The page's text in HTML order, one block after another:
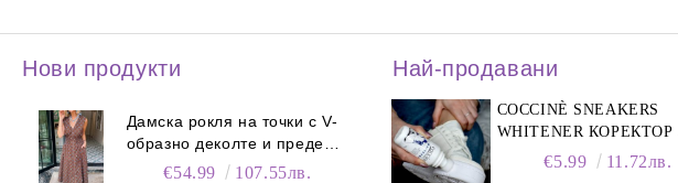
Нови продукти
Дамска рокля на точки с V-
образно деколте и преден
€54.99 107.55лв.
Най-продавани
COCCINÈ SNEAKERS
WHITENER КОРЕКТОР
БЕЛИ МАРАТОНКИ, 75
€5.99 11.72лв.